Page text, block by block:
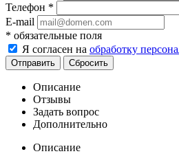
Телефон *
E-mail
* обязательные поля
Я согласен на обработку
Сбросить
Описание
Отзывы
Задать вопрос
Дополнительно
Описание